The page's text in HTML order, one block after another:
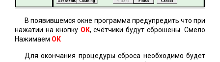
В появившемся окне программа предупредить что при
нажатии на кнопку ОК, счётчики будут сброшены. Смело
Нажимаем ОК
Для окончания процедуры сброса необходимо будет